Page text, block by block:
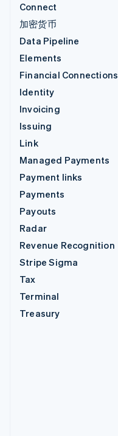
Connect
加密货币
Data Pipeline
Elements
Financial Connections
Identity
Invoicing
Issuing
Link
Managed Payments
Payment links
Payments
Payouts
Radar
Revenue Recognition
Stripe Sigma
Tax
Terminal
Treasury